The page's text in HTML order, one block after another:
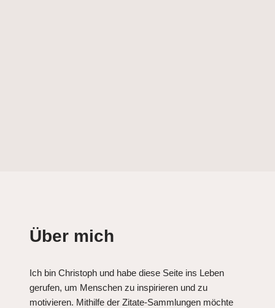
Über mich
Ich bin Christoph und habe diese Seite ins Leben
gerufen, um Menschen zu inspirieren und zu
motivieren. Mithilfe der Zitate-Sammlungen möchte